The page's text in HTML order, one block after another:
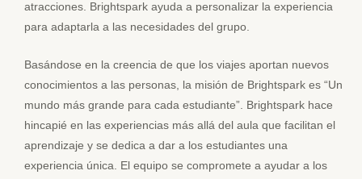
atracciones. Brightspark ayuda a personalizar la experiencia
para adaptarla a las necesidades del grupo.
Basándose en la creencia de que los viajes aportan nuevos
conocimientos a las personas, la misión de Brightspark es “Un
mundo más grande para cada estudiante”. Brightspark hace
hincapié en las experiencias más allá del aula que facilitan el
aprendizaje y se dedica a dar a los estudiantes una
experiencia única. El equipo se compromete a ayudar a los